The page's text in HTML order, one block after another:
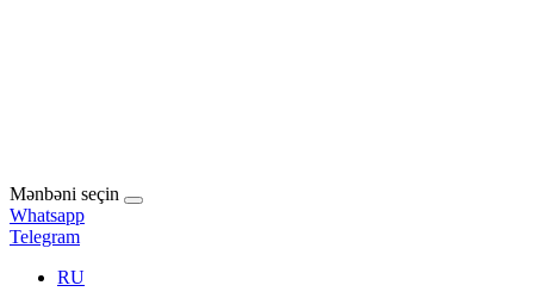
Mənbəni seçin
Whatsapp
Telegram
RU